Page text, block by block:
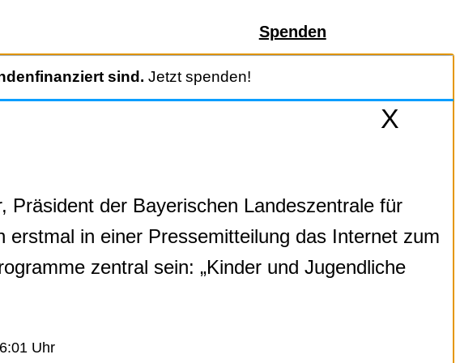
Spenden
X
sind. Jetzt spenden!
der Bayerischen Landeszentrale für
in einer Pressemitteilung das Internet zum
zentral sein: „Kinder und Jugendliche
Uhr